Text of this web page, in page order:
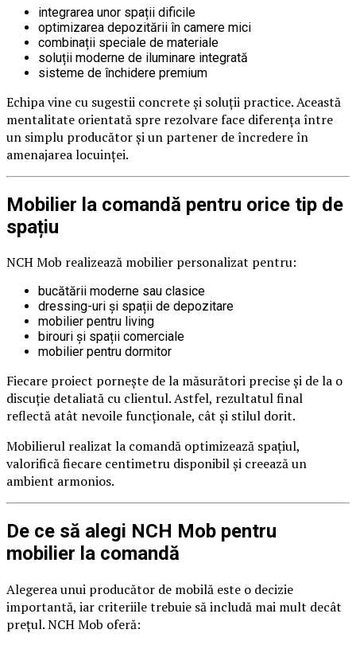
integrarea unor spații dificile
optimizarea depozitării în camere mici
combinații speciale de materiale
soluții moderne de iluminare integrată
sisteme de închidere premium
Echipa vine cu sugestii concrete și soluții practice. Această
mentalitate orientată spre rezolvare face diferența între
un simplu producător și un partener de încredere în
amenajarea locuinței.
Mobilier la comandă pentru orice tip de
spațiu
NCH Mob realizează mobilier personalizat pentru:
bucătării moderne sau clasice
dressing-uri și spații de depozitare
mobilier pentru living
birouri și spații comerciale
mobilier pentru dormitor
Fiecare proiect pornește de la măsurători precise și de la o
discuție detaliată cu clientul. Astfel, rezultatul final
reflectă atât nevoile funcționale, cât și stilul dorit.
Mobilierul realizat la comandă optimizează spațiul,
valorifică fiecare centimetru disponibil și creează un
ambient armonios.
De ce să alegi NCH Mob pentru
mobilier la comandă
Alegerea unui producător de mobilă este o decizie
importantă, iar criteriile trebuie să includă mai mult decât
prețul. NCH Mob oferă: